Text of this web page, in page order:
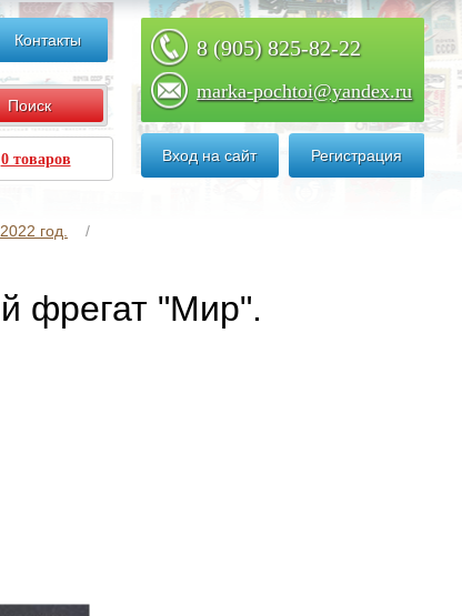
Контакты 8 (905) 825-82-22
marka-pochtoi@yandex.ru
Вход на сайт Регистрация
0 товаров
год.
фрегат "Мир".